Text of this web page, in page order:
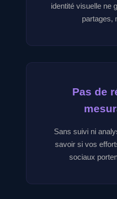
identité visuelle ne
partages,
Pas de
Sans suivi ni
savoir si vos
sociaux